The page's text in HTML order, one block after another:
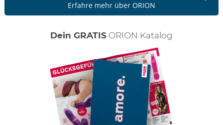
Erfahre mehr über ORION
Dein GRATIS ORION Katalog